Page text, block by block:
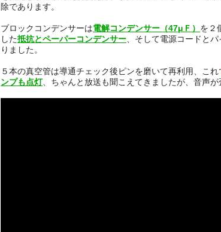
除であります。
ブロックコンデンサーは電解コンデンサー（47μＦ） を２
した抵抗とペーパーコンデンサー 、そして電源コードと
りました。
５本の真空管は導通チェック後ピンを磨いて再利用、これ
ンプも点灯、ちゃんと放送も聞こえてきましたが、音声が